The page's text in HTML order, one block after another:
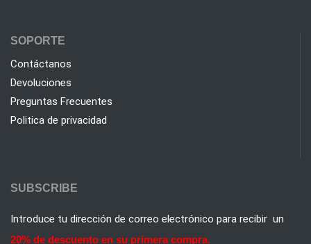
SOPORTE
Contáctanos
Devoluciones
Preguntas Frecuentes
Politica de privacidad
SUBSCRIBE
Introduce tu dirección de correo electrónico para recibir un
20% de descuento en su primera compra.